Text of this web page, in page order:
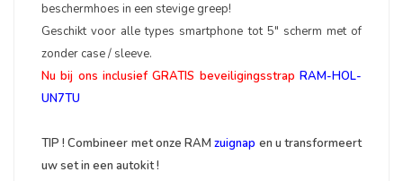
beschermhoes in een stevige greep!
Geschikt voor alle types smartphone tot 5" scherm met of
zonder case / sleeve.
Nu bij ons inclusief GRATIS beveiligingsstrap RAM-HOL-
UN7TU
TIP ! Combineer met onze RAMzuignap en u transformeert
uw set in een autokit !